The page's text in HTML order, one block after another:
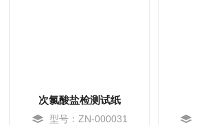
次氯酸盐检测试纸
型号：ZN-000031